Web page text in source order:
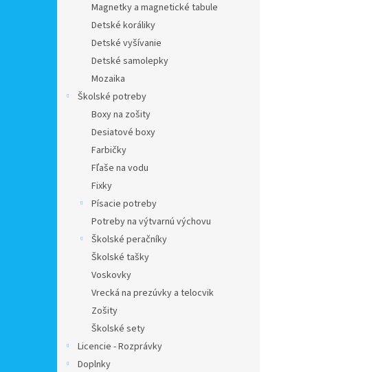
Magnetky a magnetické tabule
Detské koráliky
Detské vyšívanie
Detské samolepky
Mozaika
Školské potreby
Boxy na zošity
Desiatové boxy
Farbičky
Fľaše na vodu
Fixky
Písacie potreby
Potreby na výtvarnú výchovu
Školské peračníky
Školské tašky
Voskovky
Vrecká na prezúvky a telocvik
Zošity
Školské sety
Licencie - Rozprávky
Doplnky